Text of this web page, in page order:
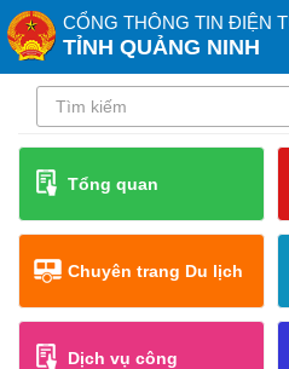
CỔNG THÔNG TIN ĐIỆN
TỈNH QUẢNG NINH
Tổng quan
Chuyên trang Du lịch
Dịch vụ công